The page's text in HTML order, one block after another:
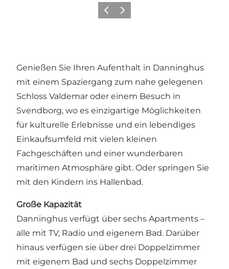
Vorherige Folie
Nächste Folie
Genießen Sie Ihren Aufenthalt in Danninghus
mit einem Spaziergang zum nahe gelegenen
Schloss Valdemar oder einem Besuch in
Svendborg, wo es einzigartige Möglichkeiten
für kulturelle Erlebnisse und ein lebendiges
Einkaufsumfeld mit vielen kleinen
Fachgeschäften und einer wunderbaren
maritimen Atmosphäre gibt. Oder springen Sie
mit den Kindern ins Hallenbad.
Große Kapazität
Danninghus verfügt über sechs Apartments –
alle mit TV, Radio und eigenem Bad. Darüber
hinaus verfügen sie über drei Doppelzimmer
mit eigenem Bad und sechs Doppelzimmer